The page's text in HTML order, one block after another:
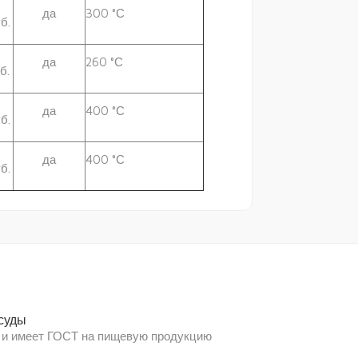
да 300 °С
да 260 °С
да 400 °С
да 400 °С
имеет ГОСТ на пищевую продукцию